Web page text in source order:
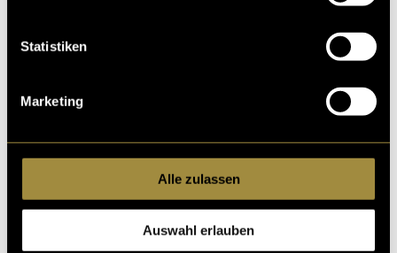
Statistiken
Marketing
Alle zulassen
Auswahl erlauben
Besonderes Augenmerk lag auf der Color Correction
und dem anschliessenden Color Grading. Darüber
geeigneter lizenzierter Musik. Nach der Auswahl
wurden die Musikstücke in das Projekt integriert und
damit Bild, Ton und Erzählung möglichst harmonisch